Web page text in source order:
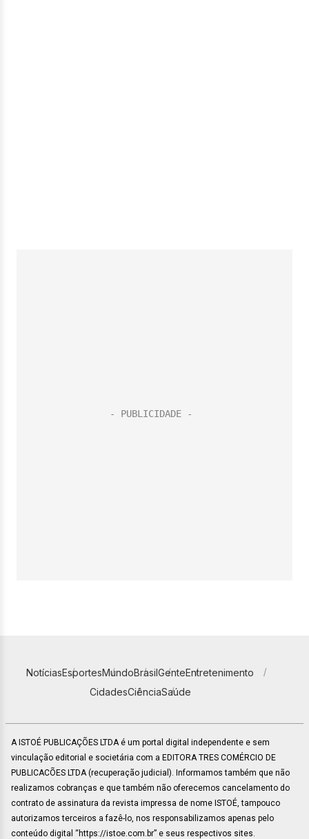
NotíciasEsportesMundoBrasilGenteEntretenimento
CidadesCiênciaSaúde
A ISTOÉ PUBLICAÇÕES LTDA é um portal digital independente e sem
vinculação editorial e societária com a EDITORA TRES COMÉRCIO DE
PUBLICACÕES LTDA (recuperação judicial). Informamos também que não
realizamos cobranças e que também não oferecemos cancelamento do
contrato de assinatura da revista impressa de nome ISTOÉ, tampouco
autorizamos terceiros a fazê-lo, nos responsabilizamos apenas pelo
conteúdo digital “https://istoe.com.br” e seus respectivos sites.